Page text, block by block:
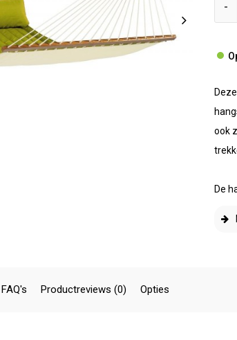
-
ook
De
FAQ's Productreviews (0) Opties